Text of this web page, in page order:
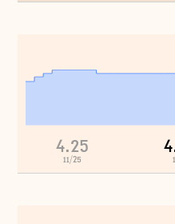
4.25
11/25